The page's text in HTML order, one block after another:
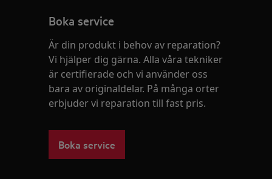
Boka service
Är din produkt i behov av reparation?
Vi hjälper dig gärna. Alla våra tekniker
är certifierade och vi använder oss
bara av originaldelar. På många orter
erbjuder vi reparation till fast pris.
Boka service